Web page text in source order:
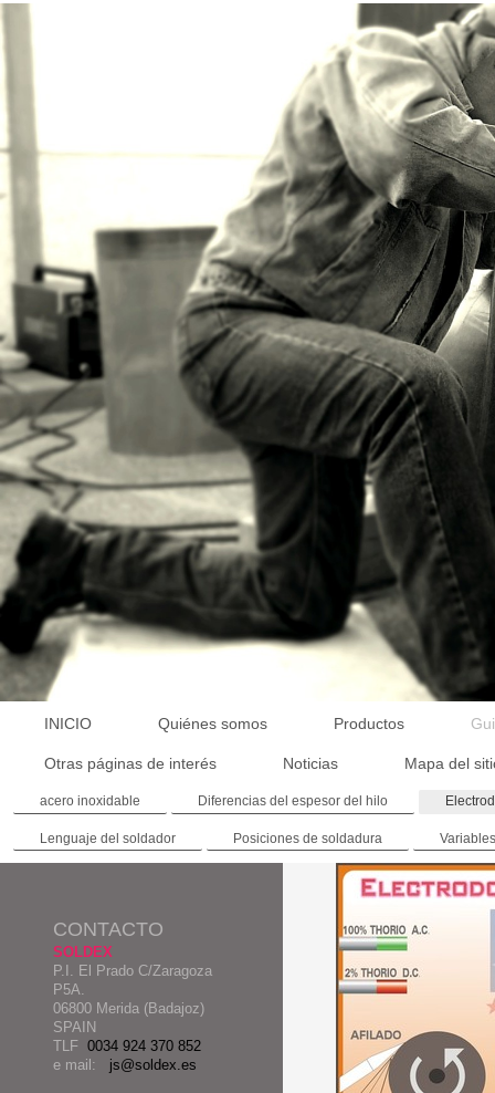
INICIO Quiénes somos Productos
Otras páginas de interés Noticias Mapa del
acero inoxidable Diferencias del espesor del hilo
Lenguaje del soldador Posiciones de soldadura
CONTACTO
SOLDEX
P.I. El Prado C/Zaragoza
P5A.
06800 Merida (Badajoz)
SPAIN
TLF 0034 924 370 852
e mail:
js@soldex.es